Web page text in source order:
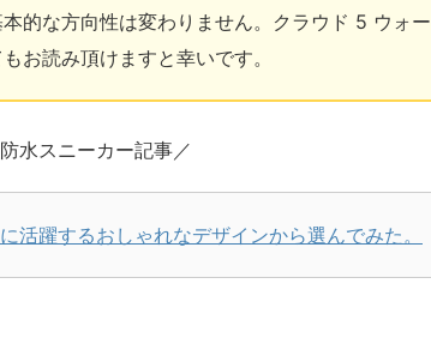
的な方向性は変わりません。クラウド 5 ウォー
お読み頂けますと幸いです。
水スニーカー記事／
活躍するおしゃれなデザインから選んでみた。